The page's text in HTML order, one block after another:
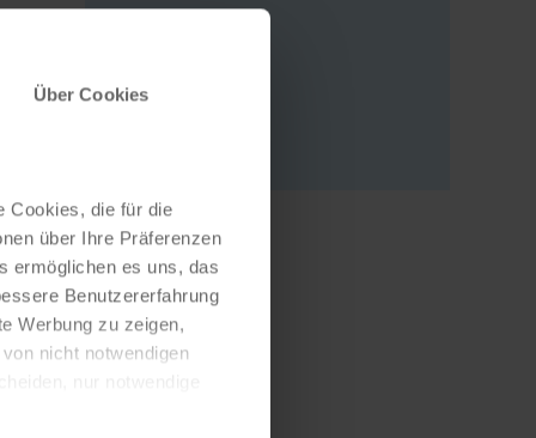
Über Cookies
Cookies, die für die
über Ihre Präferenzen
ermöglichen es uns, das
Benutzererfahrung
Werbung zu zeigen,
nicht notwendigen
Adresse
38062 Arco